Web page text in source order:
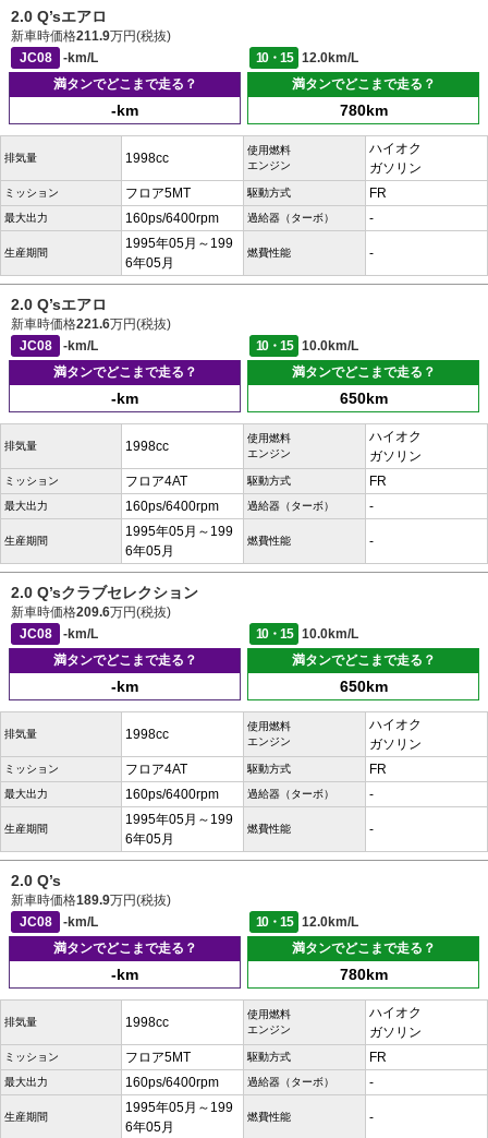
2.0 Q’sエアロ
新車時価格211.9万円(税抜)
JC08
-km/L 10・15
12.0km/L
満タンでどこまで走る？
-km
満タンでどこまで走る？
780km
排気量 1998cc
使用燃料
エンジン
ハイオク
ガソリン
ミッション フロア5MT 駆動方式 FR
最大出力 160ps/6400rpm 過給器（ターボ） -
生産期間
1995年05月～199
6年05月
燃費性能 -
2.0 Q’sエアロ
新車時価格221.6万円(税抜)
JC08
-km/L 10・15
10.0km/L
満タンでどこまで走る？
-km
満タンでどこまで走る？
650km
排気量 1998cc
使用燃料
エンジン
ハイオク
ガソリン
ミッション フロア4AT 駆動方式 FR
最大出力 160ps/6400rpm 過給器（ターボ） -
生産期間
1995年05月～199
6年05月
燃費性能 -
2.0 Q’sクラブセレクション
新車時価格209.6万円(税抜)
JC08
-km/L 10・15
10.0km/L
満タンでどこまで走る？
-km
満タンでどこまで走る？
650km
排気量 1998cc
使用燃料
エンジン
ハイオク
ガソリン
ミッション フロア4AT 駆動方式 FR
最大出力 160ps/6400rpm 過給器（ターボ） -
生産期間
1995年05月～199
6年05月
燃費性能 -
2.0 Q’s
新車時価格189.9万円(税抜)
JC08
-km/L 10・15
12.0km/L
満タンでどこまで走る？
-km
満タンでどこまで走る？
780km
排気量 1998cc
使用燃料
エンジン
ハイオク
ガソリン
ミッション フロア5MT 駆動方式 FR
最大出力 160ps/6400rpm 過給器（ターボ） -
生産期間
1995年05月～199
6年05月
燃費性能 -